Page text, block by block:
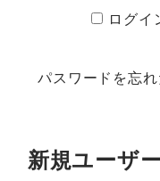
ログイ
パスワードを忘れ
新規ユーザ